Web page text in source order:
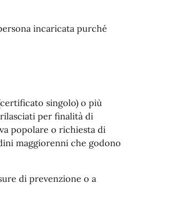
incaricata purché
singolo) o più
per finalità di
popolare o richiesta di
maggiorenni che godono
di prevenzione o a